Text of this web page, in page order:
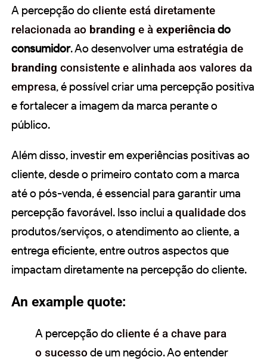
A percepção do cliente está diretamente
relacionada ao branding e à experiênciado
consumidor. Ao desenvolver uma estratégia de
branding consistente e alinhada aos valores da
empresa, é possível criar uma percepção positiva
e fortalecer a imagem da marca perante o
público.
Além disso, investir em experiências positivas ao
cliente, desde o primeiro contato com a marca
até o pós-venda, é essencial para garantir uma
percepção favorável. Isso inclui a qualidadedos
produtos/serviços, o atendimento ao cliente, a
entrega eficiente, entre outros aspectos que
impactam diretamente na percepção do cliente.
An example quote:
A percepção do cliente é a chave para
o sucesso de um negócio. Ao entender